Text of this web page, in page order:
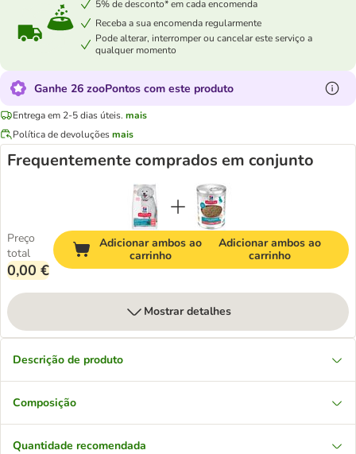
5% de desconto* em cada encomenda
Receba a sua encomenda regularmente
Pode alterar, interromper ou cancelar este serviço a
qualquer momento
Ganhe 26 zooPontos com este produto
Entrega em 2-5 dias úteis. mais
Política de devoluçõesmais
Frequentemente comprados em conjunto
Preço
total
0,00 €
Adicionar ambos ao
carrinho
Adicionar ambos ao
carrinho
Mostrar detalhes
Descrição de produto
Composição
Quantidade recomendada